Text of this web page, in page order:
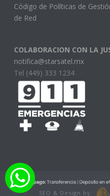
Código de Políticas de
de Red
COLABORACION CON LA
notifica@starsatel.mx
Tel (449) 333 1234
SEO & Design by: